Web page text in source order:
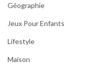
Géographie
Jeux Pour Enfants
Lifestyle
Maison